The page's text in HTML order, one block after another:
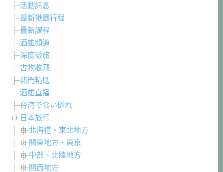
活動訊息
最新揪團行程
最新課程
酒雄頻道
深度微旅
古物收藏
熱門精選
酒雄直播
台湾で食い倒れ
日本旅行
北海道、東北地方
關東地方・東京
中部、北陸地方
關西地方